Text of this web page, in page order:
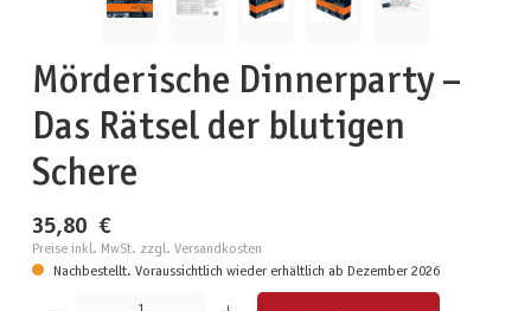
Mörderische Dinnerparty –
Das Rätsel der blutigen
Schere
35,80 €
Preise inkl. MwSt. zzgl. Versandkosten
Nachbestellt. Voraussichtlich wieder erhältlich ab Dezember 2026
Produkt Anzahl: Gib den gewünschten Wert ein oder benutze die Schaltflächen um die Anzahl zu